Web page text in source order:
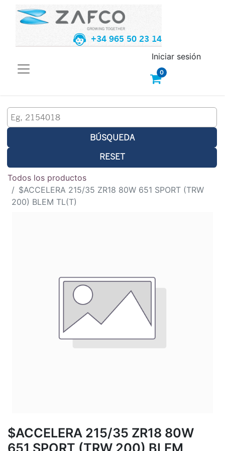
+34 965 50 23 14
0
Iniciar sesión
BÚSQUEDA
RESET
Todos los productos
$ACCELERA 215/35 ZR18 80W 651 SPORT (TRW
200) BLEM TL(T)
$ACCELERA 215/35 ZR18 80W
651 SPORT (TRW 200) BLEM